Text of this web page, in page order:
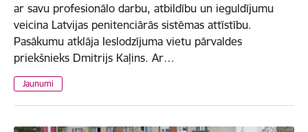
ar savu profesionālo darbu, atbildību un ieguldījumu
veicina Latvijas penitenciārās sistēmas attīstību.
Pasākumu atklāja Ieslodzījuma vietu pārvaldes
priekšnieks Dmitrijs Kaļins. Ar…
Jaunumi